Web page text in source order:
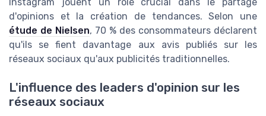
d'opinions et la création de tendances. Selon une
étude de Nielsen, 70 % des consommateurs déclarent
qu'ils se fient davantage aux avis publiés sur les
réseaux sociaux qu'aux publicités traditionnelles.
L'influence des leaders d'opinion sur les
réseaux sociaux